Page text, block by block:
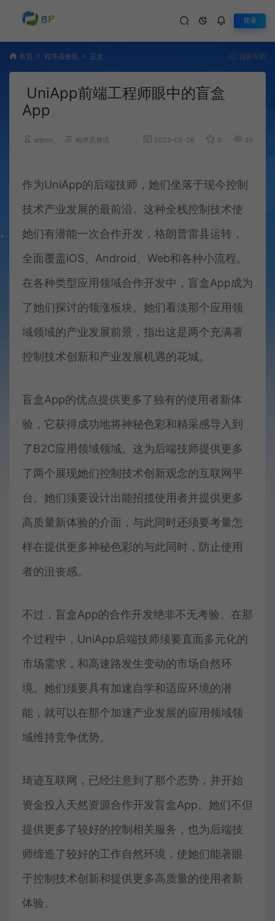
登录
首页 程序员资讯 正文 我要投稿
UniApp前端工程师眼中的盲盒
App
admin 程序员资讯 2023-05-26 0 392
作为UniApp的后端技师，她们坐落于现今控制
技术产业发展的最前沿。这种全栈控制技术使
她们有潜能一次合作开发，格朗普雷县运转，
全面覆盖iOS、Android、Web和各种小流程。
在各种类型应用领域合作开发中，盲盒App成为
了她们探讨的领涨板块。她们看淡那个应用领
域领域的产业发展前景，指出这是两个充满著
控制技术创新和产业发展机遇的花城。
盲盒App的优点提供更多了独有的使用者新体
验，它获得成功地将神秘色彩和精采感导入到
了B2C应用领域领域。这为后端技师提供更多
了两个展现她们控制技术创新观念的互联网平
台。她们须要设计出能招揽使用者并提供更多
高质量新体验的介面，与此同时还须要考量怎
样在提供更多神秘色彩的与此同时，防止使用
者的沮丧感。
不过，盲盒App的合作开发绝非不无考验。在那
个过程中，UniApp后端技师须要直面多元化的
市场需求，和高速路发生变动的市场自然环
境。她们须要具有加速自学和适应环境的潜
能，就可以在那个加速产业发展的应用领域领
域维持竞争优势。
琦迹互联网，已经注意到了那个态势，并开始
资金投入天然资源合作开发盲盒App。她们不但
提供更多了较好的控制相关服务，也为后端技
师缔造了较好的工作自然环境，使她们能著眼
于控制技术创新和提供更多高质量的使用者新
体验。